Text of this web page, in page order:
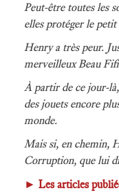
Peut-être toutes les
elles protéger le
Henry a très peur.
merveilleux Beau
À partir de ce jour-
des jouets encore
monde.
Mais si, en chemin,
Corruption, que lui
► Les articles